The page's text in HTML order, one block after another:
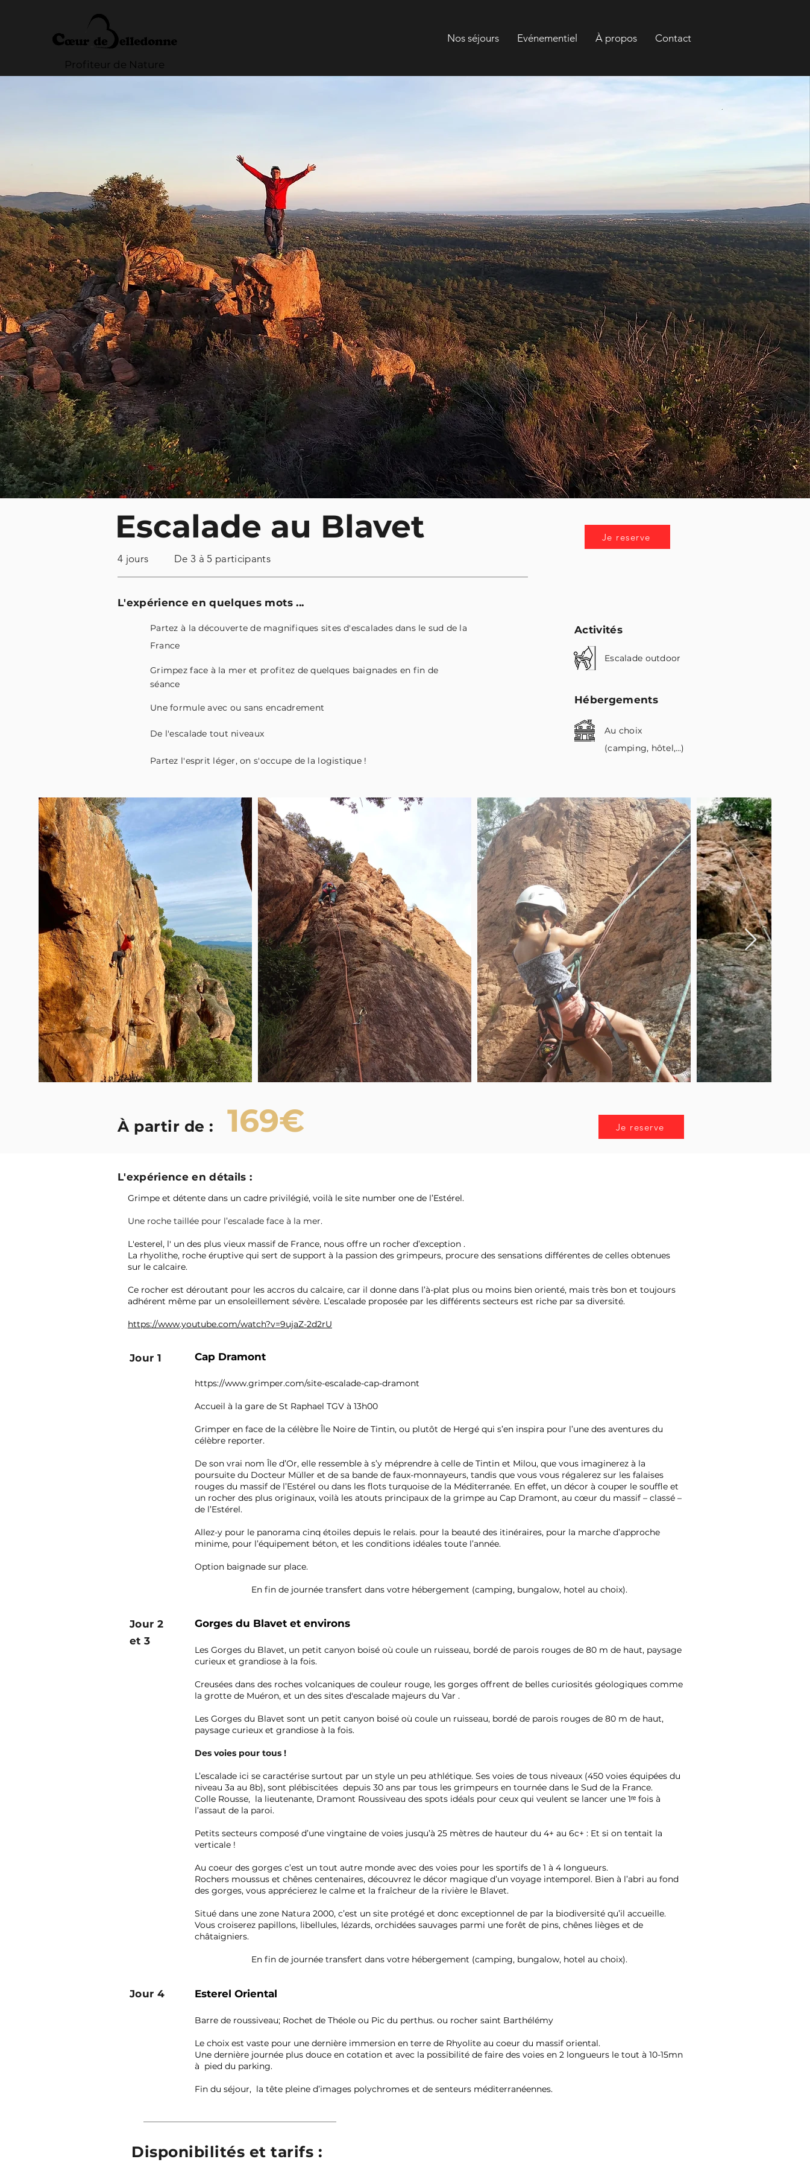
Profiteur de Nature
Nos séjours Evénementiel À propos Contact
Escalade au Blavet
4 jours De 3 à 5 participants
Je reserve
L'expérience en quelques mots ...
Partez à la découverte de magnifiques sites d'escalades dans le sud de la
France
Grimpez face à la mer et profitez de quelques baignades en fin de
séance
Une formule avec ou sans encadrement
De l'escalade tout niveaux
Partez l'esprit léger, on s'occupe de la logistique !
Activités
Escalade outdoor
Hébergements
Au choix
(camping, hôtel,...)
​À partir de : 169€ Je reserve
L'expérience en détails :
Grimpe et détente dans un cadre privilégié, voilà le site number one de l’Estérel.
Une roche taillée pour l’escalade face à la mer.
L'esterel, l' un des plus vieux massif de France, nous offre un rocher d’exception .
La rhyolithe, roche éruptive qui sert de support à la passion des grimpeurs, procure des sensations différentes de celles obtenues
sur le calcaire.
Ce rocher est déroutant pour les accros du calcaire, car il donne dans l’à-plat plus ou moins bien orienté, mais très bon et toujours
adhérent même par un ensoleillement sévère. L’escalade proposée par les différents secteurs est riche par sa diversité.
https://www.youtube.com/watch?v=9ujaZ-2d2rU
Jour 1 Cap Dramont
https://www.grimper.com/site-escalade-cap-dramont
Accueil à la gare de St Raphael TGV à 13h00
Grimper en face de la célèbre Île Noire de Tintin, ou plutôt de Hergé qui s’en inspira pour l’une des aventures du
célèbre reporter.
De son vrai nom Île d’Or, elle ressemble à s’y méprendre à celle de Tintin et Milou, que vous imaginerez à la
poursuite du Docteur Müller et de sa bande de faux-monnayeurs, tandis que vous vous régalerez sur les falaises
rouges du massif de l’Estérel ou dans les flots turquoise de la Méditerranée. En effet, un décor à couper le souffle et
un rocher des plus originaux, voilà les atouts principaux de la grimpe au Cap Dramont, au cœur du massif – classé –
de l’Estérel.
Allez-y pour le panorama cinq étoiles depuis le relais. pour la beauté des itinéraires, pour la marche d’approche
minime, pour l’équipement béton, et les conditions idéales toute l’année.
Option baignade sur place.
En fin de journée transfert dans votre hébergement (camping, bungalow, hotel au choix).
Jour 2
et 3
Gorges du Blavet et environs
Les Gorges du Blavet, un petit canyon boisé où coule un ruisseau, bordé de parois rouges de 80 m de haut, paysage
curieux et grandiose à la fois.
Creusées dans des roches volcaniques de couleur rouge, les gorges offrent de belles curiosités géologiques comme
la grotte de Muéron, et un des sites d'escalade majeurs du Var .
Les Gorges du Blavet sont un petit canyon boisé où coule un ruisseau, bordé de parois rouges de 80 m de haut,
paysage curieux et grandiose à la fois.
Des voies pour tous !
L’escalade ici se caractérise surtout par un style un peu athlétique. Ses voies de tous niveaux (450 voies équipées du
niveau 3a au 8b), sont plébiscitées depuis 30 ans par tous les grimpeurs en tournée dans le Sud de la France.
Colle Rousse, la lieutenante, Dramont Roussiveau des spots idéals pour ceux qui veulent se lancer une 1ʳᵉ fois à
l’assaut de la paroi.
Petits secteurs composé d’une vingtaine de voies jusqu’à 25 mètres de hauteur du 4+ au 6c+ : Et si on tentait la
verticale !
Au coeur des gorges c’est un tout autre monde avec des voies pour les sportifs de 1 à 4 longueurs.
Rochers moussus et chênes centenaires, découvrez le décor magique d’un voyage intemporel. Bien à l’abri au fond
des gorges, vous apprécierez le calme et la fraîcheur de la rivière le Blavet.
Situé dans une zone Natura 2000, c’est un site protégé et donc exceptionnel de par la biodiversité qu’il accueille.
Vous croiserez papillons, libellules, lézards, orchidées sauvages parmi une forêt de pins, chênes lièges et de
châtaigniers.
En fin de journée transfert dans votre hébergement (camping, bungalow, hotel au choix).
Jour 4 Esterel Oriental
Barre de roussiveau; Rochet de Théole ou Pic du perthus. ou rocher saint Barthélémy
Le choix est vaste pour une dernière immersion en terre de Rhyolite au coeur du massif oriental.
Une dernière journée plus douce en cotation et avec la possibilité de faire des voies en 2 longueurs le tout à 10-15mn
à pied du parking.
Fin du séjour, la tête pleine d’images polychromes et de senteurs méditerranéennes.
Disponibilités et tarifs :